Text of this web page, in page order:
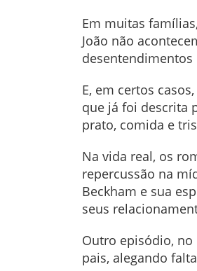
Em muitas
João não
E, em certos
que já foi descrita
prato, comida e
Na vida real, os
repercussão na
Beckham e sua
seus
Outro episódio,
pais, alegando